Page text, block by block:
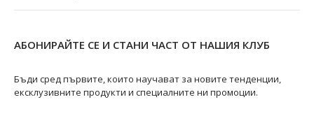
Гривни
Магазини
Ремонт на бижута
Видове перли
АБОНИРАЙТЕ СЕ И СТАНИ ЧАСТ ОТ НАШИЯ КЛУБ
Бъди сред първите, които научават за новите тенденции,
ексклузивните продукти и специалните ни промоции.